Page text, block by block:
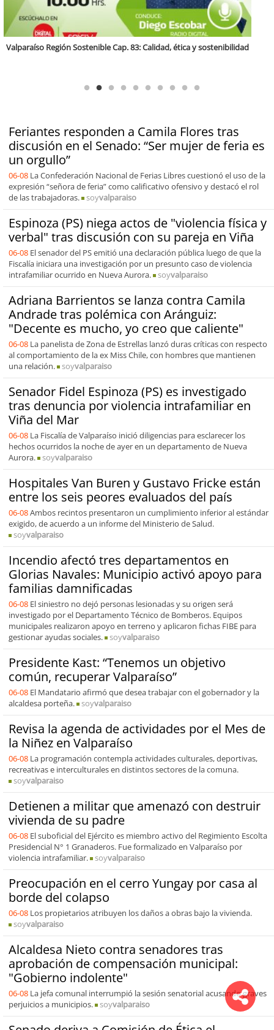
Feriantes responden a Camila Flores tras
discusión en el Senado: “Ser mujer de feria es
un orgullo”
06-08 La Confederación Nacional de Ferias Libres cuestionó el uso de la
expresión “señora de feria” como calificativo ofensivo y destacó el rol
de las trabajadoras.
soyvalparaiso
Espinoza (PS) niega actos de "violencia física y
verbal" tras discusión con su pareja en Viña
06-08 El senador del PS emitió una declaración pública luego de que la
Fiscalía iniciara una investigación por un presunto caso de violencia
intrafamiliar ocurrido en Nueva Aurora.
soyvalparaiso
Adriana Barrientos se lanza contra Camila
Andrade tras polémica con Aránguiz:
"Decente es mucho, yo creo que caliente"
06-08 La panelista de Zona de Estrellas lanzó duras críticas con respecto
al comportamiento de la ex Miss Chile, con hombres que mantienen
una relación.
soyvalparaiso
Senador Fidel Espinoza (PS) es investigado
tras denuncia por violencia intrafamiliar en
Viña del Mar
06-08 La Fiscalía de Valparaíso inició diligencias para esclarecer los
hechos ocurridos la noche de ayer en un departamento de Nueva
Aurora.
soyvalparaiso
Hospitales Van Buren y Gustavo Fricke están
entre los seis peores evaluados del país
06-08Ambos recintos presentaron un cumplimiento inferior al estándar
exigido, de acuerdo a un informe del Ministerio de Salud.
soyvalparaiso
Incendio afectó tres departamentos en
Glorias Navales: Municipio activó apoyo para
familias damnificadas
06-08 El siniestro no dejó personas lesionadas y su origen será
investigado por el Departamento Técnico de Bomberos. Equipos
municipales realizaron apoyo en terreno y aplicaron fichas FIBE para
gestionar ayudas sociales.
soyvalparaiso
Presidente Kast: “Tenemos un objetivo
común, recuperar Valparaíso”
06-08 El Mandatario afirmó que desea trabajar con el gobernador y la
alcaldesa porteña.
soyvalparaiso
Revisa la agenda de actividades por el Mes de
la Niñez en Valparaíso
06-08 La programación contempla actividades culturales, deportivas,
recreativas e interculturales en distintos sectores de la comuna.
soyvalparaiso
Detienen a militar que amenazó con destruir
vivienda de su padre
06-08 El suboficial del Ejército es miembro activo del Regimiento Escolta
Presidencial N° 1 Granaderos. Fue formalizado en Valparaíso por
violencia intrafamiliar.
soyvalparaiso
Preocupación en el cerro Yungay por casa al
borde del colapso
06-08 Los propietarios atribuyen los daños a obras bajo la vivienda.
soyvalparaiso
Alcaldesa Nieto contra senadores tras
aprobación de compensación municipal:
"Gobierno indolente"
06-08 La jefa comunal interrumpió la sesión senatorial acusando graves
perjuicios a municipios.
soyvalparaiso